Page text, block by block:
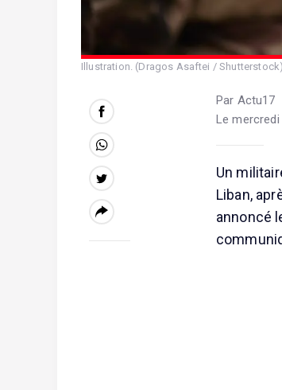
Illustration. (Dragos Asaftei / Shutterstock)
Par Actu17
Le mercredi
Un
Liban,
annoncé